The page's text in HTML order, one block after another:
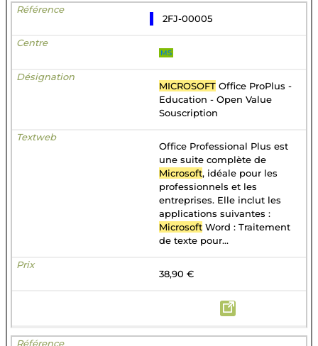
2FJ-00005
MS
MICROSOFT Office ProPlus -
Education - Open Value
Souscription
Office Professional Plus est
une suite complète de
Microsoft, idéale pour les
professionnels et les
entreprises. Elle inclut les
applications suivantes :
Microsoft Word : Traitement
de texte pour...
38,90 €